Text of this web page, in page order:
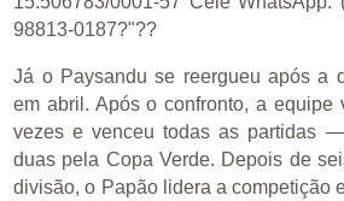
Já o Paysandu se reergueu após a
em abril. Após o confronto, a equipe
vezes e venceu todas as partidas
duas pela Copa Verde. Depois de
divisão, o Papão lidera a competição